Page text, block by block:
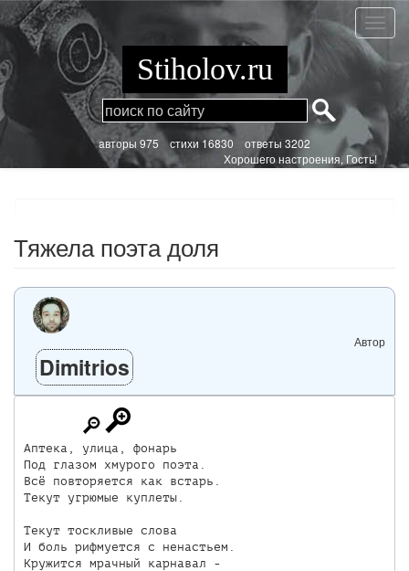
Перейти
к
основному
содержанию
поэта
доля
Stiholov.ru
aвторы 975стихи 16830 ответы 3202
Хорошего настроения, Гость!
Тяжела поэта доля
Автор
Dimitrios
Аптека, улица, фонарь
Под глазом хмурого поэта.
Всё повторяется как встарь.
Текут угрюмые куплеты.
Текут тоскливые слова
И боль рифмуется с ненастьем.
Кружится мрачный карнавал -